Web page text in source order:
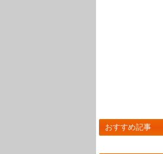
おすすめ記事